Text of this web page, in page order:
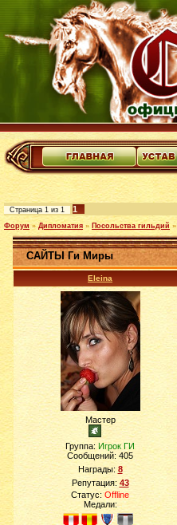
Страница 1 из 1 1
Форум » Дипломатия » Посольства гильдий »
САЙТЫ Ги Миры
Еleina
Мастер
Группа: Игрок ГИ
Сообщений: 405
Награды: 8
Репутация: 43
Статус:Offline
Медали: